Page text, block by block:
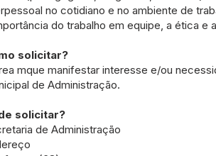
no cotidiano e no ambiente de
do trabalho em equipe, a ética
solicitar?
mque manifestar interesse e/ou
de Administração.
solicitar?
de Administração